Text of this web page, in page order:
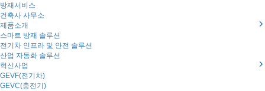
방재서비스
건축사 사무소
제품소개
스마트 방재 솔루션
전기차 인프라 및 안전 솔루션
산업 자동화 솔루션
혁신사업
GEVF(전기차)
GEVC(충전기)